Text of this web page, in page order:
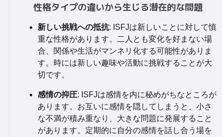
性格タイプの違いから生じる潜在的な問題
新しい挑戦への抵抗: ISFJは新しいことに対して慎
重な性格があります。二人とも変化を好まない場
合、関係や生活がマンネリ化する可能性がありま
す。時には新しい趣味や活動に挑戦することが大
切です。
感情の抑圧: ISFJは感情を内に秘めがちなところが
あります。お互いに感情を隠してしまうと、小さ
な不満が積み重なり、大きな問題に発展すること
があります。定期的に自分の感情を話し合う場を